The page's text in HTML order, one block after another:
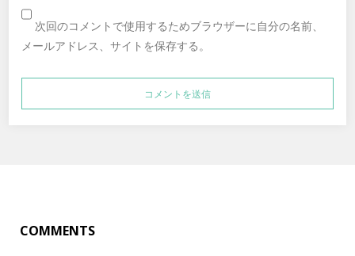
次回のコメントで使用するためブラウザーに自分の名前、
メールアドレス、サイトを保存する。
COMMENTS